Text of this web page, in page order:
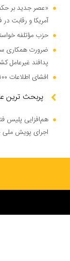
«عصر جدید بر
آمریکا و رقابت
حزب مؤتلفه
ضرورت همکاری
پدافند غیرعامل
افشای اطلاعات ۱۰۰ هزار نیروی پلیس در دارک وب
پربحث ترین
هم‌افزایی پلیس
اجرای پویش ملی